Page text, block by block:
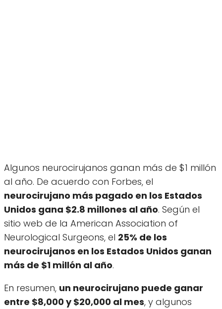
Algunos neurocirujanos ganan más de $1 millón
al año. De acuerdo con Forbes, el
neurocirujano más pagado en los Estados
Unidos gana $2.8 millones al año. Según el
sitio web de la American Association of
Neurological Surgeons, el 25% de los
neurocirujanos en los Estados Unidos ganan
más de $1 millón al año.
En resumen, un neurocirujano puede ganar
entre $8,000 y $20,000 al mes, y algunos